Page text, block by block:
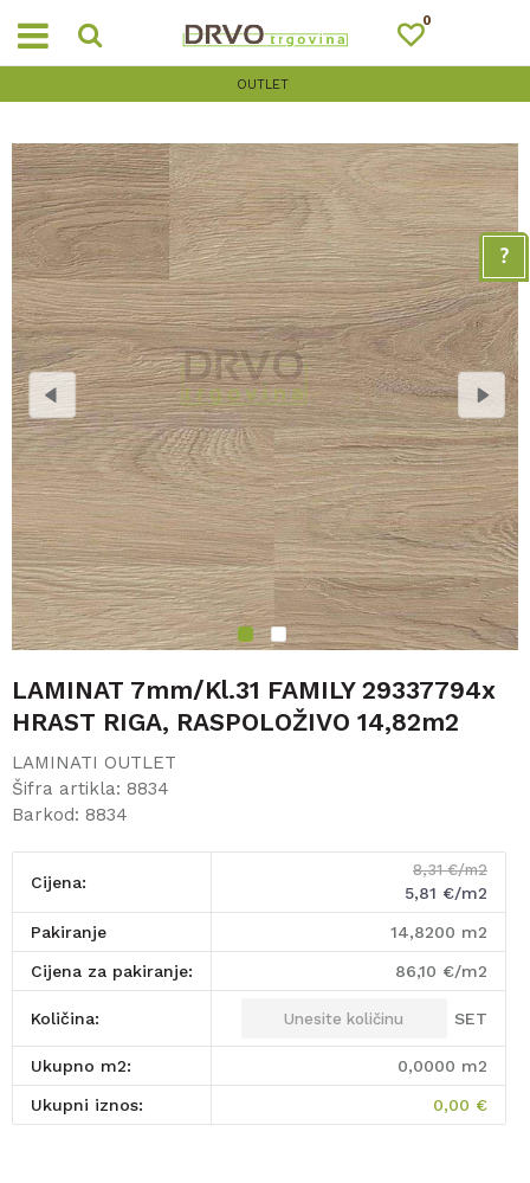
0
OUTLET
1 2
LAMINAT 7mm/Kl.31 FAMILY 29337794x
HRAST RIGA, RASPOLOŽIVO 14,82m2
LAMINATI OUTLET
Šifra artikla: 8834
Barkod: 8834
Cijena:
8,31 €/m2
5,81 €/m2
pakiranje 14,8200 m2
Cijena za pakiranje: 86,10 €/m2
Količina: SET
Ukupno m2: 0,0000 m2
Ukupni iznos: 0,00 €